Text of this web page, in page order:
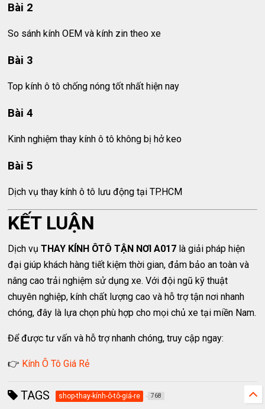
Bài 2
So sánh kính OEM và kính zin theo xe
Bài 3
Top kính ô tô chống nóng tốt nhất hiện nay
Bài 4
Kinh nghiệm thay kính ô tô không bị hở keo
Bài 5
Dịch vụ thay kính ô tô lưu động tại TP.HCM
KẾT LUẬN
Dịch vụTHAY KÍNH ÔTÔ TẬN NƠI A017 là giải pháp hiện
đại giúp khách hàng tiết kiệm thời gian, đảm bảo an toàn và
nâng cao trải nghiệm sử dụng xe. Với đội ngũ kỹ thuật
chuyên nghiệp, kính chất lượng cao và hỗ trợ tận nơi nhanh
chóng, đây là lựa chọn phù hợp cho mọi chủ xe tại miền Nam.
Để được tư vấn và hỗ trợ nhanh chóng, truy cập ngay:
👉 Kính Ô Tô Giá Rẻ
TAGS shop-thay-kính-ô-tô-giá-re 768